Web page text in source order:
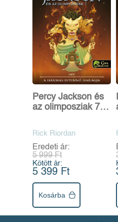
Percy Jackson és
az olimposziak 7. -
Rick Riordan
Eredeti ár:
5 999 Ft
Kötött ár:
5 399 Ft
Kosárba